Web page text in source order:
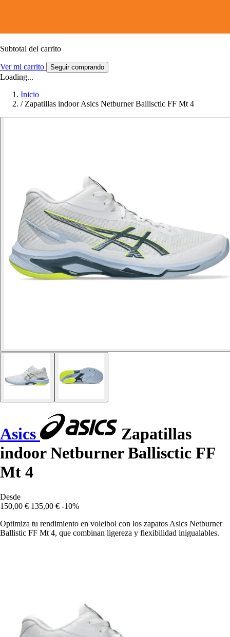
Subtotal del carrito
Ver mi carrito Seguir comprando
Loading...
Inicio
/ Zapatillas indoor Asics Netburner Ballisctic FF Mt 4
Asics
Zapatillas
indoor Netburner Ballisctic FF
Mt 4
Desde
150,00 € 135,00 € -10%
Optimiza tu rendimiento en voleibol con los zapatos Asics Netburner
Ballistic FF Mt 4, que combinan ligereza y flexibilidad inigualables.